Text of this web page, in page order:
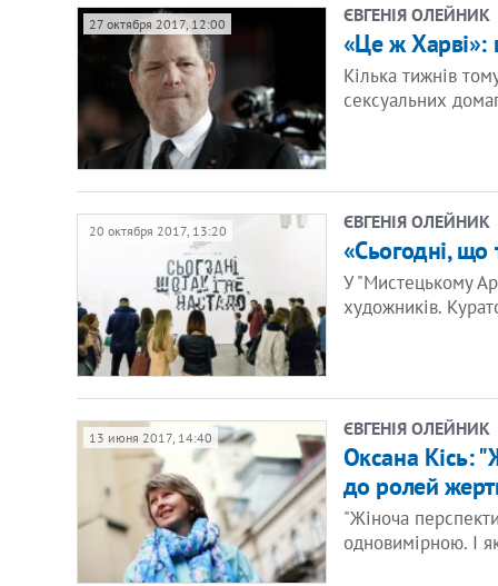
27 октября 2017, 12:00 ЄВГЕНІЯ ОЛЕЙНИК
«Це ж Харві»:
Кілька тижнів
сексуальних
20 октября 2017, 13:20 ЄВГЕНІЯ ОЛЕЙНИК
«Сьогодні, що
У "Мистецькому
художників.
13 июня 2017, 14:40 ЄВГЕНІЯ ОЛЕЙНИК
Оксана Кісь:
до ролей
"Жіноча
одновимірною. І